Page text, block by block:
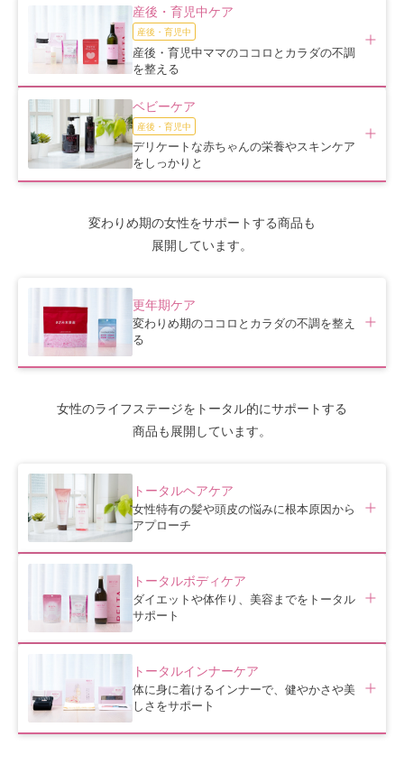
産後・育児中ケア
産後・育児中
産後・育児中ママのココロとカラダの不調
を整える
ベビーケア
産後・育児中
デリケートな赤ちゃんの栄養やスキンケア
をしっかりと
変わりめ期の女性をサポートする商品も
展開しています。
更年期ケア
変わりめ期のココロとカラダの不調を整え
る
女性のライフステージをトータル的にサポートする
商品も展開しています。
トータルヘアケア
女性特有の髪や頭皮の悩みに根本原因から
アプローチ
トータルボディケア
ダイエットや体作り、美容までをトータル
サポート
トータルインナーケア
体に身に着けるインナーで、健やかさや美
しさをサポート